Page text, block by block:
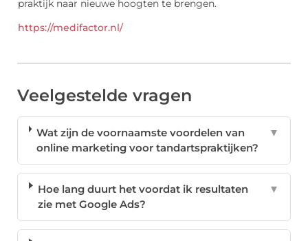
praktijk naar nieuwe hoogten te brengen.
https://medifactor.nl/
Veelgestelde vragen
Wat zijn de voornaamste voordelen van
online marketing voor tandartspraktijken?
▼
Hoe lang duurt het voordat ik resultaten
zie met Google Ads?
▼